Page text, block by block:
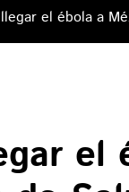
el ébola a
el